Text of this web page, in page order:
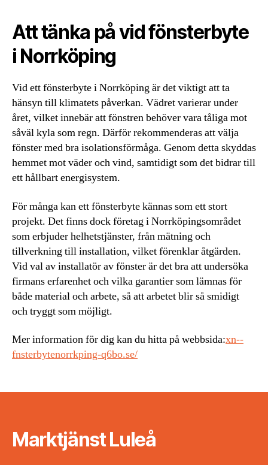
Att tänka på vid fönsterbyte
i Norrköping
Vid ett fönsterbyte i Norrköping är det viktigt att ta
hänsyn till klimatets påverkan. Vädret varierar under
året, vilket innebär att fönstren behöver vara tåliga mot
såväl kyla som regn. Därför rekommenderas att välja
fönster med bra isolationsförmåga. Genom detta skyddas
hemmet mot väder och vind, samtidigt som det bidrar till
ett hållbart energisystem.
För många kan ett fönsterbyte kännas som ett stort
projekt. Det finns dock företag i Norrköpingsområdet
som erbjuder helhetstjänster, från mätning och
tillverkning till installation, vilket förenklar åtgärden.
Vid val av installatör av fönster är det bra att undersöka
firmans erfarenhet och vilka garantier som lämnas för
både material och arbete, så att arbetet blir så smidigt
och tryggt som möjligt.
Mer information för dig kan du hitta på webbsida:xn--
fnsterbytenorrkping-q6bo.se/
Marktjänst Luleå